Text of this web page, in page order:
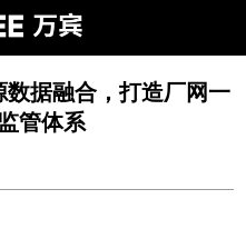
据融合，打造厂网一
管体系